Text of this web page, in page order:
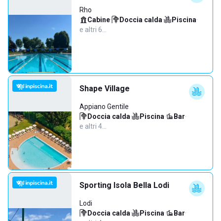
Rho
Cabine· Doccia calda· Piscina·
e altri 6…
Shape Village
Appiano Gentile
Doccia calda· Piscina· Bar·
e altri 4…
Sporting Isola Bella Lodi
Lodi
Doccia calda· Piscina· Bar·